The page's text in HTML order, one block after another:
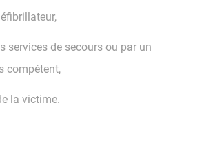
services de secours ou par un
compétent,
la victime.